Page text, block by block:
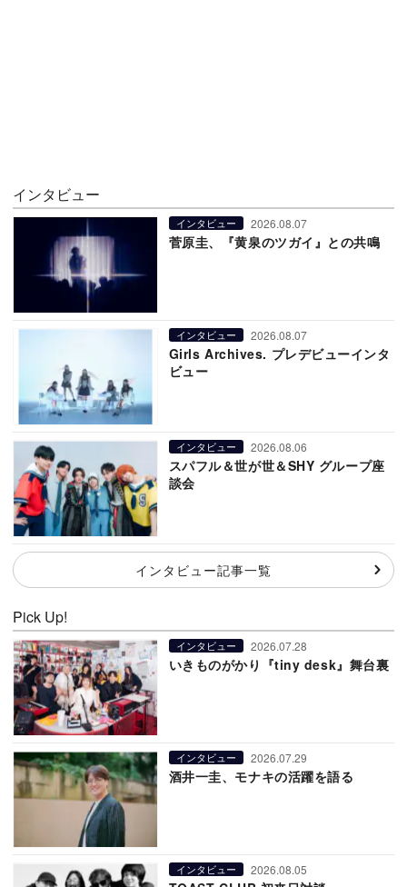
インタビュー
インタビュー 2026.08.07
菅原圭、『黄泉のツガイ』との共鳴
インタビュー 2026.08.07
Girls Archives. プレデビューインタ
ビュー
インタビュー 2026.08.06
スパフル＆世が世＆SHY グループ座
談会
インタビュー記事一覧
Pick Up!
インタビュー 2026.07.28
いきものがかり『tiny desk』舞台裏
インタビュー 2026.07.29
酒井一圭、モナキの活躍を語る
インタビュー 2026.08.05